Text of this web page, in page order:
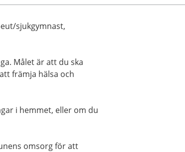
sjukgymnast,
Målet är att du ska
främja hälsa och
i hemmet, eller om du
omsorg för att